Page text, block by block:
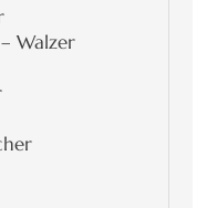
Walzer